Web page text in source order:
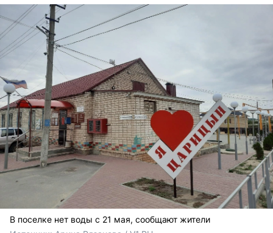
В поселке нет воды с 21 мая, сообщают жители